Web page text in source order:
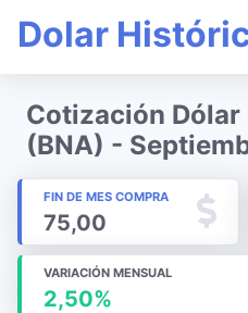
Dolar
Cotización Dólar
(BNA) -
FIN DE MES COMPRA
75,00
VARIACIÓN MENSUAL
2,50%